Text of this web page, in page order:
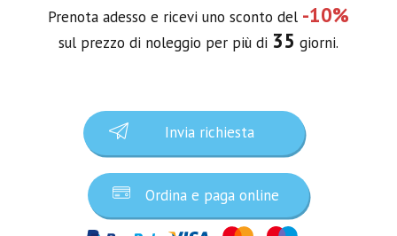
Prenota adesso e ricevi uno sconto del -10%
sul prezzo di noleggio per più di 35 giorni.
Invia richiesta
Ordina e paga online